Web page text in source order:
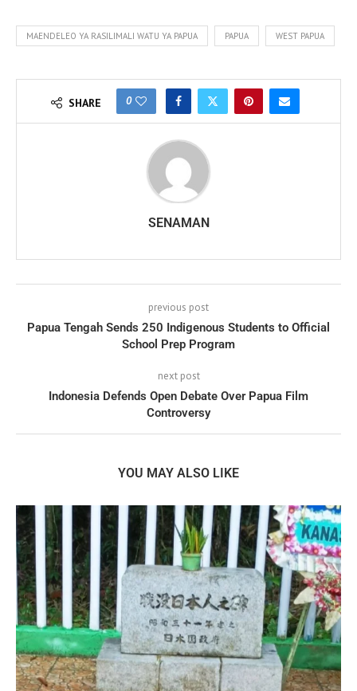
MAENDELEO YA RASILIMALI WATU YA PAPUA PAPUA WEST PAPUA
SHARE 0
SENAMAN
previous post
Papua Tengah Sends 250 Indigenous Students to Official
School Prep Program
next post
Indonesia Defends Open Debate Over Papua Film
Controversy
YOU MAY ALSO LIKE